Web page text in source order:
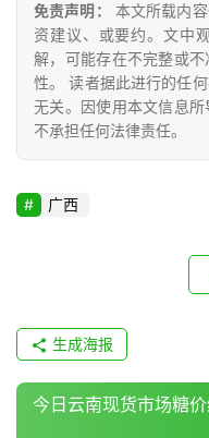
运免责声明：
本文所载内
资建议、或要约。文中
解，可能存在不完整或
性。 读者据此进行的任
无关。因使用本文信息
不承担任何法律责任。
广西
生成海报
今日云南现货市场糖